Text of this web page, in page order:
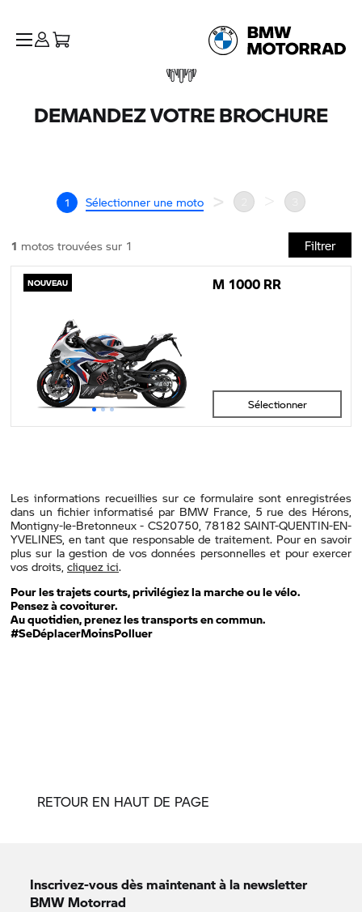
DEMANDEZ VOTRE BROCHURE
RETOUR EN HAUT DE PAGE
Inscrivez-vous dès maintenant à la newsletter
BMW Motorrad